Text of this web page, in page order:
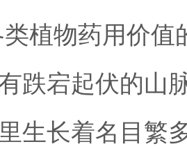
植物药用价值
跌宕起伏的山
生长着名目繁